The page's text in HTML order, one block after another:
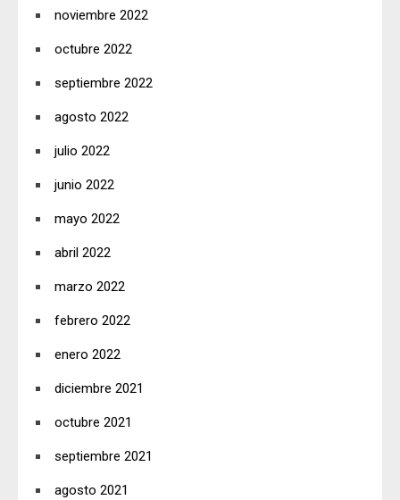
noviembre 2022
octubre 2022
septiembre 2022
agosto 2022
julio 2022
junio 2022
mayo 2022
abril 2022
marzo 2022
febrero 2022
enero 2022
diciembre 2021
octubre 2021
septiembre 2021
agosto 2021